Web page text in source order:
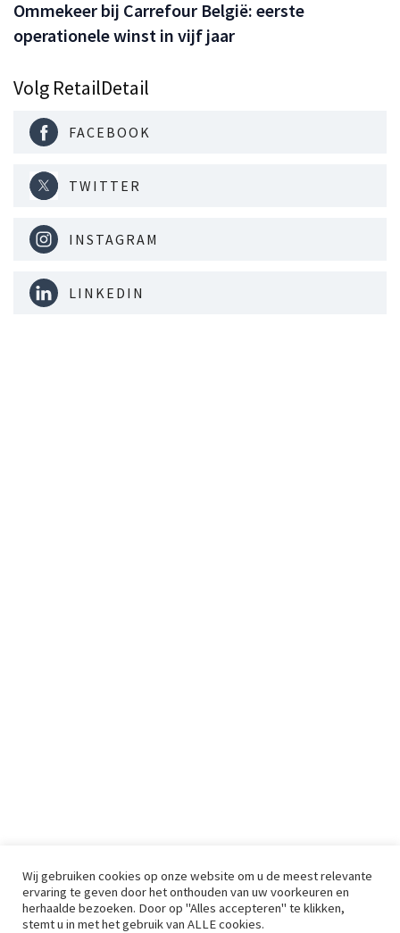
Ommekeer bij Carrefour België: eerste
operationele winst in vijf jaar
Volg RetailDetail
FACEBOOK
TWITTER
INSTAGRAM
LINKEDIN
Wij gebruiken cookies op onze website om u de meest relevante
ervaring te geven door het onthouden van uw voorkeuren en
herhaalde bezoeken. Door op "Alles accepteren" te klikken,
stemt u in met het gebruik van ALLE cookies.